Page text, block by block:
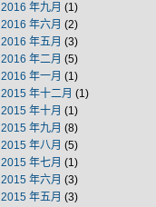
2016 年九月 (1)
2016 年六月 (2)
2016 年五月 (3)
2016 年二月 (5)
2016 年一月 (1)
2015 年十二月 (1)
2015 年十月 (1)
2015 年九月 (8)
2015 年八月 (5)
2015 年七月 (1)
2015 年六月 (3)
2015 年五月 (3)